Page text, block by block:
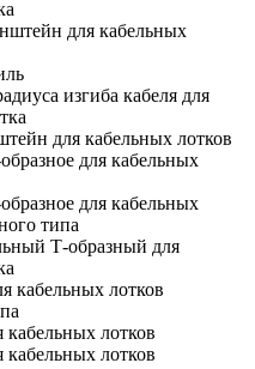
для кабельных
изгиба кабеля для
для кабельных лотков
для кабельных
для кабельных
типа
Т-образный для
кабельных лотков
лотков
лотков